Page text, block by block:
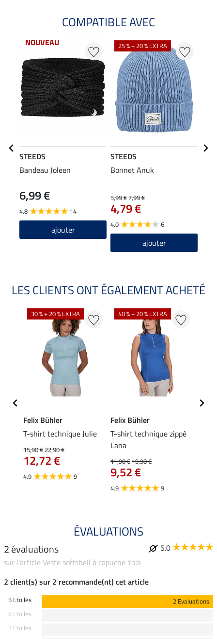
COMPATIBLE AVEC
NOUVEAU
STEEDS
Bandeau Joleen
6,99 €
4.8 14
ajouter
25 % + 20 % EXTRA
STEEDS
Bonnet Anuk
5,99 €7,99 €
4,79 €
4.0 6
ajouter
LES CLIENTS ONT ÉGALEMENT ACHETÉ
30 % + 20 % EXTRA
Felix Bühler
T-shirt technique Julie
15,90 €22,90 €
12,72 €
4.9 9
40 % + 20 % EXTRA
Felix Bühler
T-shirt technique zippé
Lana
11,90 €19,90 €
9,52 €
4.9 9
ÉVALUATIONS
2 évaluations
5.0
sur l'article Veste softshell à capuche Yola
2 client(s) sur 2 recommande(nt) cet article
5 Etoiles
2 Evaluations
4 Etoiles
3 Etoiles